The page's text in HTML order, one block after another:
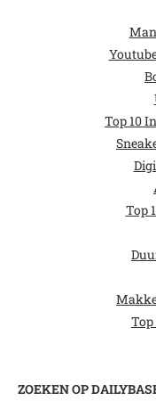
Top 10
Top
Top
ZOEKEN OP